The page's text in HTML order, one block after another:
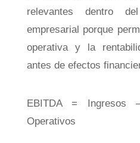
relevantes dentro
empresarial porque
operativa y la
antes de efectos
EBITDA = Ingresos
Operativos